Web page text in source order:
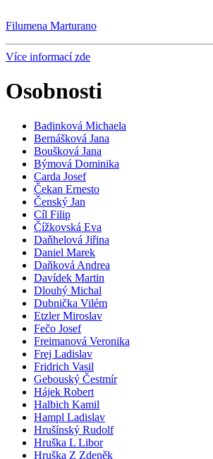
Filumena Marturano
Více informací zde
Osobnosti
Badinková Michaela
Bernášková Jana
Boušková Jana
Býmová Dominika
Carda Josef
Čekan Ernesto
Čenský Jan
Cíl Filip
Čížkovská Eva
Daňhelová Jiřina
Daniel Marek
Daňková Andrea
Davídek Martin
Dlouhý Michal
Dubnička Vilém
Etzler Miroslav
Fečo Josef
Freimanová Veronika
Frej Ladislav
Fridrich Vasil
Gebouský Čestmír
Hájek Robert
Halbich Kamil
Hampl Ladislav
Hrušínský Rudolf
Hruška L Libor
Hruška Z Zdeněk